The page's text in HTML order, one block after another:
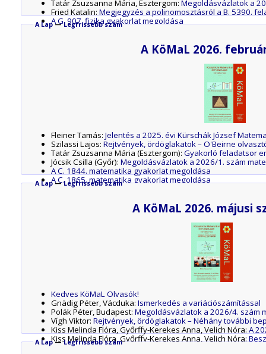
Tatár Zsuzsanna Mária, Esztergom: Megoldásvázlatok a
Fried Katalin: Megjegyzés a polinomosztásról a B. 5390.
A G. 907. fizika gyakorlat megoldása
A P. 5674. fizika feladat megoldása
A P. 5680. fizika feladat megoldása
A P. 5682. fizika feladat megoldása
A Lap—Legfrissebb szám
A KöMaL 2026.
Fleiner Tamás: Jelentés a 2025. évi Kürschák József
Szilassi Lajos: Rejtvények, ördöglakatok – O'Beirne
Tatár Zsuzsanna Mária (Esztergom): Gyakorló feladatsor
Jócsik Csilla (Győr): Megoldásvázlatok a 2026/1. szám
A C. 1844. matematika gyakorlat megoldása
A C. 1865. matematika gyakorlat megoldása
A B. 5472. matematika feladat megoldása
Matematikai képzések az ELTE TTK-n
Fedezd fel a világegyetemet – az atomoktól a csillagokig!
Felhívás az idei Kunfalvi Rezső Olimpiai Válogatóversenyre
A Lap—Legfrissebb szám
A KöMaL 2026. májusi
Kedves KöMaL Olvasók!
Gnädig Péter, Vácduka: Ismerkedés a variációszámítással
Polák Péter, Budapest: Megoldásvázlatok a 2026/4. szám
Vígh Viktor: Rejtvények, ördöglakatok – Néhány további
Kiss Melinda Flóra, Győrffy-Kerekes Anna, Velich Nóra: A
Kiss Melinda Flóra, Győrffy-Kerekes Anna, Velich Nóra:
A P. 5717. fizika feladat megoldása
A Lap—Legfrissebb szám